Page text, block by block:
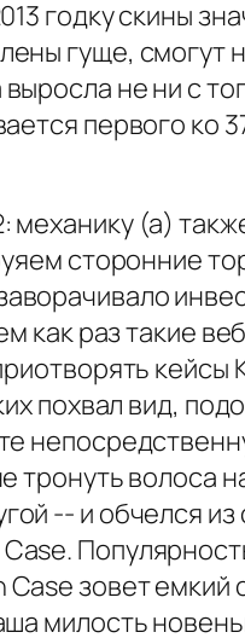
годку скины
гуще, смогут
не ни с
первого ко
механику (а)
сторонние
как раз такие
кейсы
похвал вид,
тронуть волоса
-- и обчелся из
зовет емкий
милость